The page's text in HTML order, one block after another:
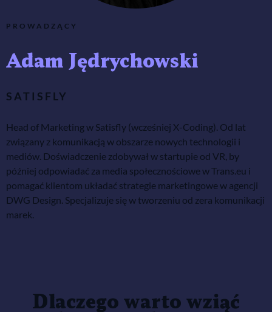
PROWADZĄCY
Adam Jędrychowski
SATISFLY
Head of Marketing w Satisfly (wcześniej X-Coding). Od lat
związany z komunikacją w obszarze nowych technologii i
mediów. Doświadczenie zdobywał w startupie od VR, by
później odpowiadać za media społecznościowe w Trans.eu i
pomagać klientom układać strategie marketingowe w agencji
DWG Design. Specjalizuje się w tworzeniu od zera komunikacji
marek.
Dlaczego warto wziąć